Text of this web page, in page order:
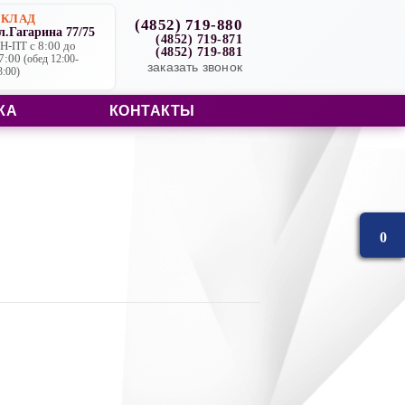
77/75
ПТ с 8:00 до
(обед 12:00-
(4852) 719-880
(4852) 719-871
(4852) 719-881
заказать звонок
КОНТАКТЫ
0